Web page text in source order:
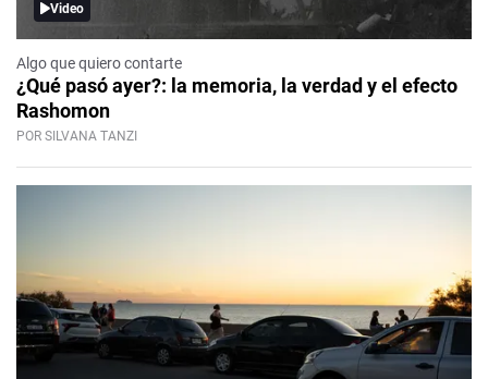
Video
Algo que quiero contarte
¿Qué pasó ayer?: la memoria, la verdad y el efecto
Rashomon
POR SILVANA TANZI